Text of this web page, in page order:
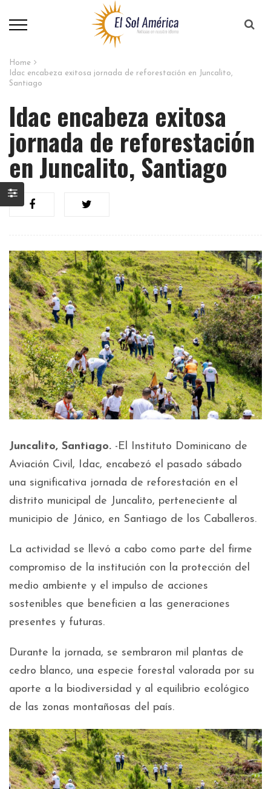
Home
Idac encabeza exitosa jornada de reforestación en Juncalito,
Santiago
Idac encabeza exitosa
jornada de reforestación
en Juncalito, Santiago
Juncalito, Santiago. -El Instituto Dominicano de
Aviación Civil, Idac, encabezó el pasado sábado
una significativa jornada de reforestación en el
distrito municipal de Juncalito, perteneciente al
municipio de Jánico, en Santiago de los Caballeros.
La actividad se llevó a cabo como parte del firme
compromiso de la institución con la protección del
medio ambiente y el impulso de acciones
sostenibles que beneficien a las generaciones
presentes y futuras.
Durante la jornada, se sembraron mil plantas de
cedro blanco, una especie forestal valorada por su
aporte a la biodiversidad y al equilibrio ecológico
de las zonas montañosas del país.